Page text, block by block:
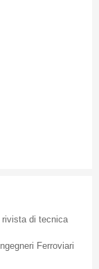
rivista di tecnica
Ingegneri Ferroviari